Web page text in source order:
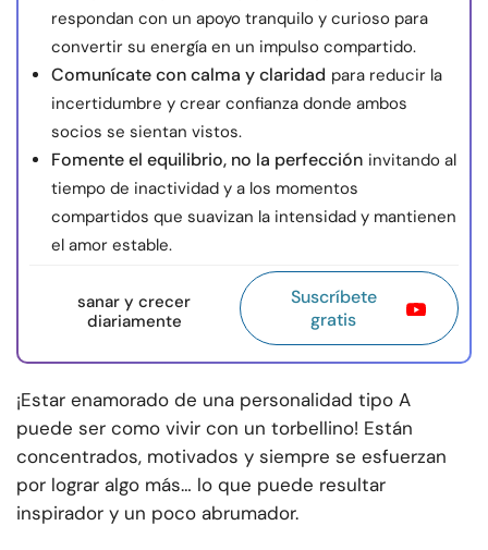
respondan con un apoyo tranquilo y curioso para
convertir su energía en un impulso compartido.
Comunícate con calma y claridad para reducir la
incertidumbre y crear confianza donde ambos
socios se sientan vistos.
Fomente el equilibrio, no la perfección invitando al
tiempo de inactividad y a los momentos
compartidos que suavizan la intensidad y mantienen
el amor estable.
sanar y crecer
diariamente
Suscríbete
gratis
¡Estar enamorado de una personalidad tipo A
puede ser como vivir con un torbellino! Están
concentrados, motivados y siempre se esfuerzan
por lograr algo más… lo que puede resultar
inspirador y un poco abrumador.